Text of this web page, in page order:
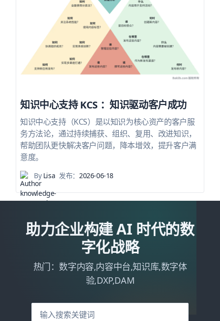
知识中心支持 KCS ：知识驱动客户成功
知识中心支持（KCS）是以知识为核心资产的客户服
务方法论，通过持续捕获、组织、复用、改进知识，
帮助团队更快解决客户问题，降本增效，提升客户满
意度。
ByLisa 发布： 2026-06-18
助力企业构建 AI 时代的数
字化战略
热门：数字内容,内容中台,知识库,数字体
验,DXP,DAM